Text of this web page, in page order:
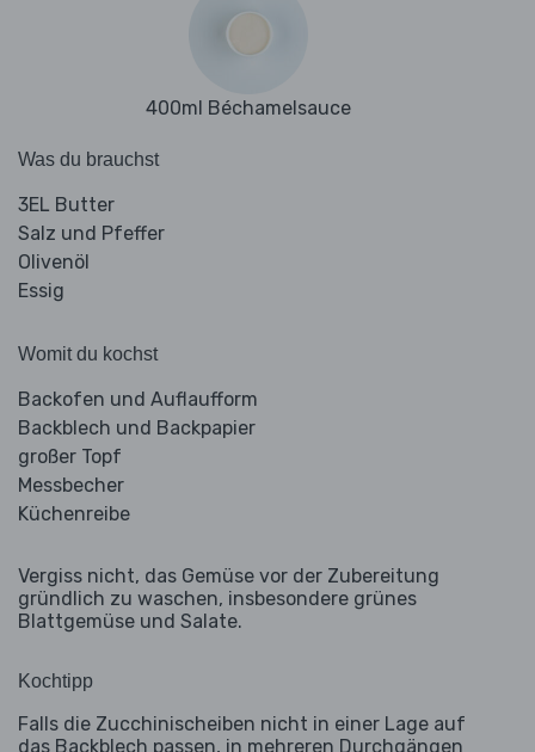
400ml Béchamelsauce
Was du brauchst
3EL Butter
Salz und Pfeffer
Olivenöl
Essig
Womit du kochst
Backofen und Auflaufform
Backblech und Backpapier
großer Topf
Messbecher
Küchenreibe
Vergiss nicht, das Gemüse vor der Zubereitung
gründlich zu waschen, insbesondere grünes
Blattgemüse und Salate.
Kochtipp
Falls die Zucchinischeiben nicht in einer Lage auf
das Backblech passen, in mehreren Durchgängen